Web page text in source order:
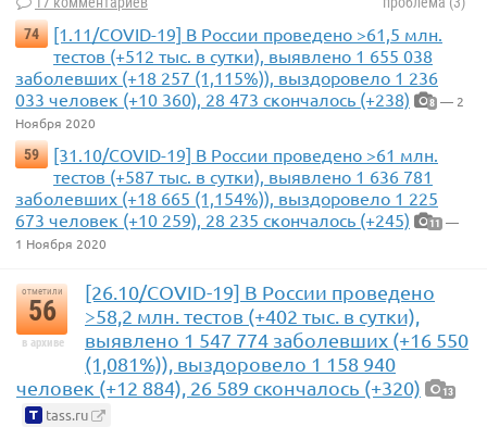
74
[1.11/COVID-19] В России проведено >61,5 млн.
тестов (+512 тыс. в сутки), выявлено 1 655 038
заболевших (+18 257 (1,115%)), выздоровело 1 236
033 человек (+10 360), 28 473 скончалось (+238)
8 — 2
Ноября 2020
59
[31.10/COVID-19] В России проведено >61 млн.
тестов (+587 тыс. в сутки), выявлено 1 636 781
заболевших (+18 665 (1,154%)), выздоровело 1 225
673 человек (+10 259), 28 235 скончалось (+245)
11 —
1 Ноября 2020
отметили
56
в архиве
[26.10/COVID-19] В России проведено
>58,2 млн. тестов (+402 тыс. в сутки),
выявлено 1 547 774 заболевших (+16 550
(1,081%)), выздоровело 1 158 940
человек (+12 884), 26 589 скончалось (+320)
13
tass.ru